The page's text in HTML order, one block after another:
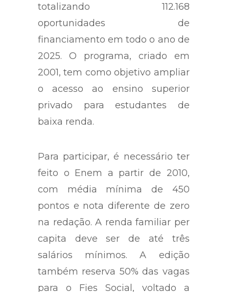
totalizando 112.168
oportunidades de
financiamento em todo o ano de
2025. O programa, criado em
2001, tem como objetivo ampliar
o acesso ao ensino superior
privado para estudantes de
baixa renda.
Para participar, é necessário ter
feito o Enem a partir de 2010,
com média mínima de 450
pontos e nota diferente de zero
na redação. A renda familiar per
capita deve ser de até três
salários mínimos. A edição
também reserva 50% das vagas
para o Fies Social, voltado a